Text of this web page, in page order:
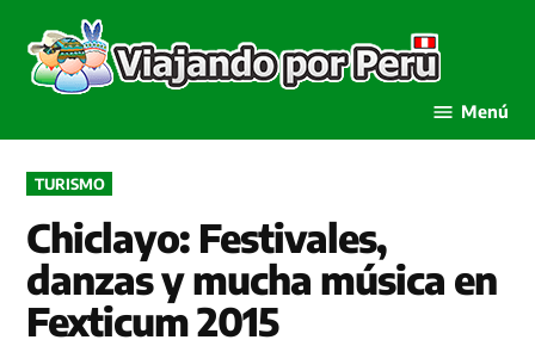
contenido
por
Menú
PUBLICADO
EN
TURISMO
Chiclayo: Festivales,
danzas y mucha música en
Fexticum 2015